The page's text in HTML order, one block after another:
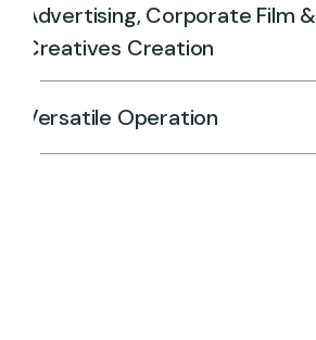
Advertising, Corporate Film &
Creatives Creation
Versatile Operation